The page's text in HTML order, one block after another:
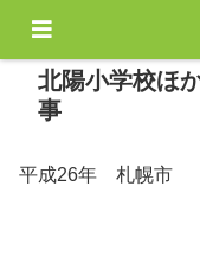
北陽小学校ほ
事
平成26年 札幌市